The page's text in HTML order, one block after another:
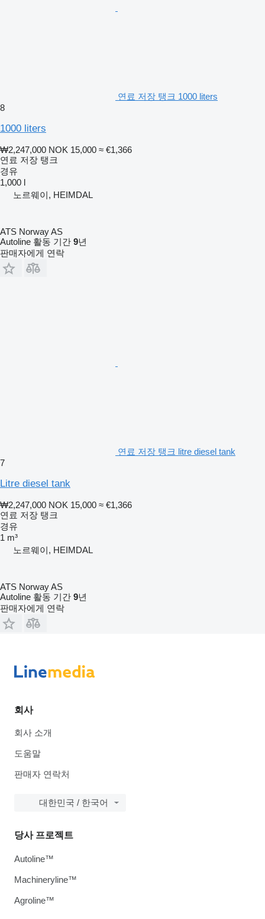
연료 저장 탱크 1000 liters
8
1000 liters
₩2,247,000 NOK 15,000 ≈ €1,366
연료 저장 탱크
경유
1,000 l
노르웨이, HEIMDAL
ATS Norway AS
Autoline 활동 기간 9년
판매자에게 연락
연료 저장 탱크 litre diesel tank
7
Litre diesel tank
₩2,247,000 NOK 15,000 ≈ €1,366
연료 저장 탱크
경유
1 m³
노르웨이, HEIMDAL
ATS Norway AS
Autoline 활동 기간 9년
판매자에게 연락
회사
회사 소개
도움말
판매자 연락처
대한민국 / 한국어
당사 프로젝트
Autoline™
Machineryline™
Agroline™